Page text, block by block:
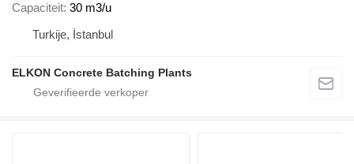
Capaciteit 30 m3/u
Turkije, İstanbul
ELKON Concrete Batching Plants